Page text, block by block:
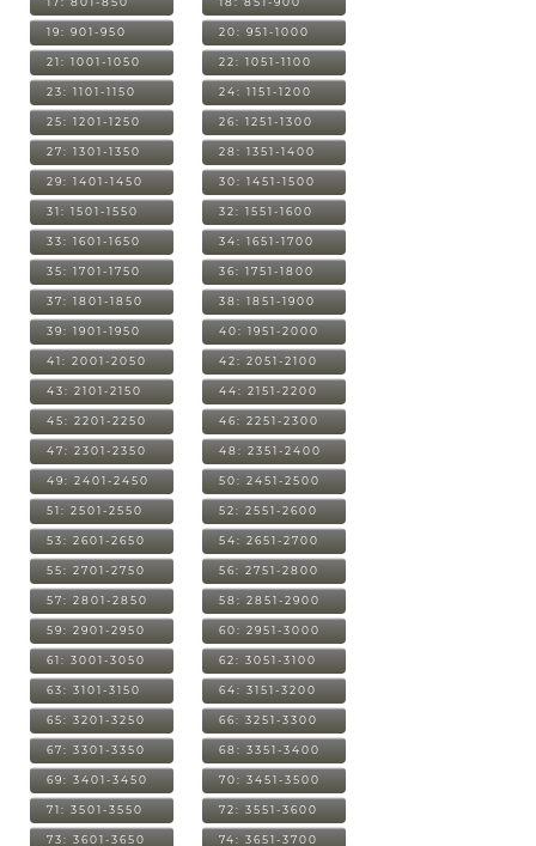
19: 901-950 20: 951-1000
21: 1001-1050 22: 1051-1100
23: 1101-1150 24: 1151-1200
25: 1201-1250 26: 1251-1300
27: 1301-1350 28: 1351-1400
29: 1401-1450 30: 1451-1500
31: 1501-1550 32: 1551-1600
33: 1601-1650 34: 1651-1700
35: 1701-1750 36: 1751-1800
37: 1801-1850 38: 1851-1900
39: 1901-1950 40: 1951-2000
41: 2001-2050 42: 2051-2100
43: 2101-2150 44: 2151-2200
45: 2201-2250 46: 2251-2300
47: 2301-2350 48: 2351-2400
49: 2401-2450 50: 2451-2500
51: 2501-2550 52: 2551-2600
53: 2601-2650 54: 2651-2700
55: 2701-2750 56: 2751-2800
57: 2801-2850 58: 2851-2900
59: 2901-2950 60: 2951-3000
61: 3001-3050 62: 3051-3100
63: 3101-3150 64: 3151-3200
65: 3201-3250 66: 3251-3300
67: 3301-3350 68: 3351-3400
69: 3401-3450 70: 3451-3500
71: 3501-3550 72: 3551-3600
73: 3601-3650 74: 3651-3700